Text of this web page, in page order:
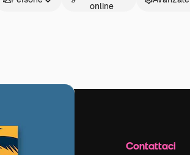
online
Contattaci